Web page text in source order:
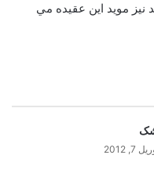
مويد اين عقيده مي
7, 2012